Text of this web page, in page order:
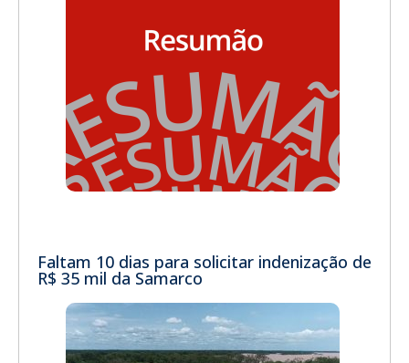
Faltam 10 dias para solicitar indenização de
R$ 35 mil da Samarco